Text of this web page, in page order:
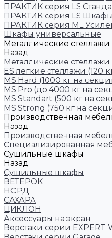
ПРАКТИК cерия LS
ПРАКТИК серия LS Шкафы
ПРАКТИК серия ML
Шкафы универсальные
Металлические стеллажи
Назад
Металлические стеллажи
ES легкие стеллажи (120
MS Hard (1000 кг на
MS Pro (до 4000 кг на
MS Standart (500 кг на
MS Strong (750 кг на
Производственная
Назад
Производственная
Cпециализированная
Cушильные шкафы
Назад
Cушильные шкафы
ВЕТЕРОК
НОРД
САХАРА
ЦИКЛОН
Аксессуары на экран
Верстаки серии EXPERT